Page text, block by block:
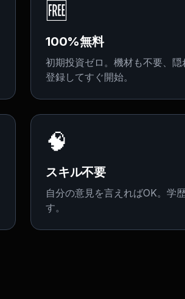
🆓
100%無料
初期投資ゼロ。機材も不要、隠
登録してすぐ開始。
🧠
スキル不要
自分の意見を言えればOK。学
す。